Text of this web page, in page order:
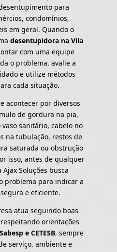
para
condomínios,
em geral. Quando o
desentupidora na Vila
com uma equipe
o problema, avalie a
e utilize métodos
cada situação.
acontecer por diversos
de gordura na pia,
sanitário, cabelo no
na tubulação, restos de
saturada ou obstrução
isso, antes de qualquer
Soluções busca
problema para indicar a
e eficiente.
atua seguindo boas
orientações
e CETESB, sempre
serviço, ambiente e